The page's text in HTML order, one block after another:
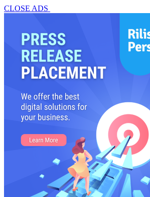
CLOSE ADS